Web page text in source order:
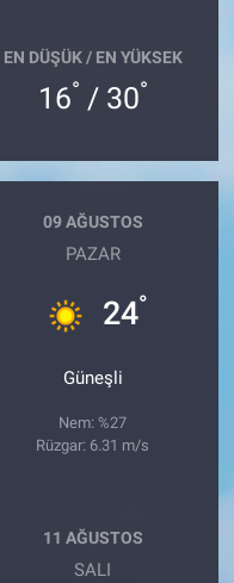
EN DÜŞÜK / EN YÜKSEK
16° / 30°
09 AĞUSTOS
PAZAR
24°
Güneşli
Nem: %27
Rüzgar: 6.31 m/s
11 AĞUSTOS
SALI